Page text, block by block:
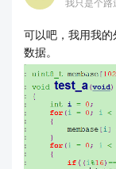
可以吧，我用我
数据。